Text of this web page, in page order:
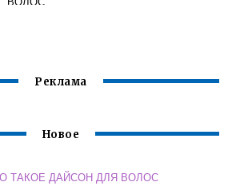
Реклама
Новое
ТАКОЕ ДАЙСОН ДЛЯ ВОЛОС